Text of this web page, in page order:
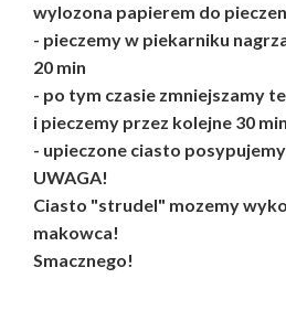
wylozona papierem do
- pieczemy w piekarniku
20 min
- po tym czasie zmniejszamy
i pieczemy przez kolejne 30 min
- upieczone ciasto
UWAGA!
Ciasto "strudel" mozemy
makowca!
Smacznego!